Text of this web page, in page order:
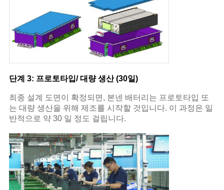
단계 3: 프로토타입/ 대량 생산 (30일)
최종 설계 도면이 확정되면, 본넨 배터리는 프로토타입 또
는 대량 생산을 위해 제조를 시작할 것입니다. 이 과정은 일
반적으로 약 30 일 정도 걸립니다.